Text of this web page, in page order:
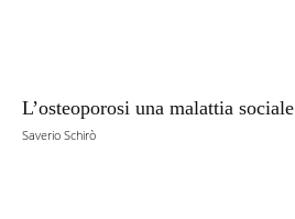
L’osteoporosi una malattia sociale
Saverio Schirò